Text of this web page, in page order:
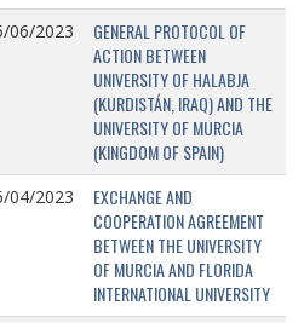
06/2023
GENERAL PROTOCOL OF
ACTION BETWEEN
UNIVERSITY OF HALABJA
(KURDISTÁN, IRAQ) AND THE
UNIVERSITY OF MURCIA
(KINGDOM OF SPAIN)
04/2023
EXCHANGE AND
COOPERATION AGREEMENT
BETWEEN THE UNIVERSITY
OF MURCIA AND FLORIDA
INTERNATIONAL UNIVERSITY